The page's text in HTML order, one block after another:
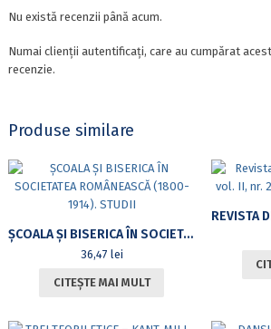
TULBURĂRI
SPECTRUL
AUTISMULUI
Nu există recenzii până acum.
Numai clienții autentificați, care au cumpărat
recenzie.
Produse similare
ȘCOALA ȘI BISERICA ÎN SOCIETATEA ROMÂNEASCĂ (1800-1914). STUDII
36,47 lei
CITEȘTE MAI MULT